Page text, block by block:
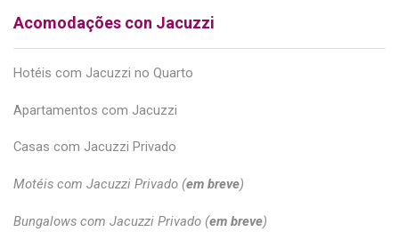
Acomodações con Jacuzzi
Hotéis com Jacuzzi no Quarto
Apartamentos com Jacuzzi
Casas com Jacuzzi Privado
Motéis com Jacuzzi Privado (em breve)
Bungalows com Jacuzzi Privado (em breve)